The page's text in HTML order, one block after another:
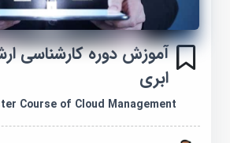
آموزش دوره کارشناسی
ابری
Course of Cloud Management